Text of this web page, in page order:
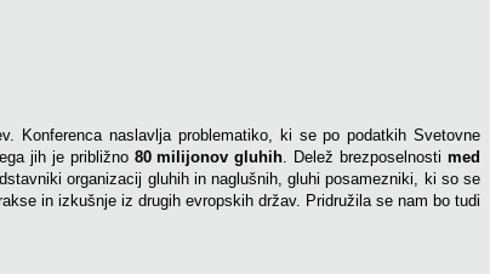
Konferenca naslavlja problematiko, ki se po podatkih Svetovne
jih je približno 80 milijonov gluhih . Delež brezposelnostimed
organizacij gluhih in naglušnih, gluhi posamezniki, ki so se
in izkušnje iz drugih evropskih držav. Pridružila se nam bo tudi